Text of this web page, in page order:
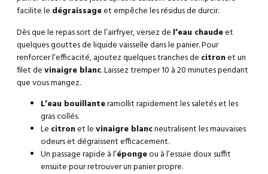
facilite le dégraissageet empêche les résidus de durcir.
Dès que le repas sort de l’airfryer, versez de l’eau chaudeet
quelques gouttes de liquide vaisselle dans le panier. Pour
renforcer l’efficacité, ajoutez quelques tranches de citronet un
filet devinaigre blanc. Laissez tremper 10 à 20 minutes pendant
que vous mangez.
L’eau bouillanteramollit rapidement les saletés et les
gras collés.
Le citronet levinaigre blancneutralisent les mauvaises
odeurs et dégraissent efficacement.
Un passage rapide à l’épongeou à l’essuie doux suffit
ensuite pour retrouver un panier propre.